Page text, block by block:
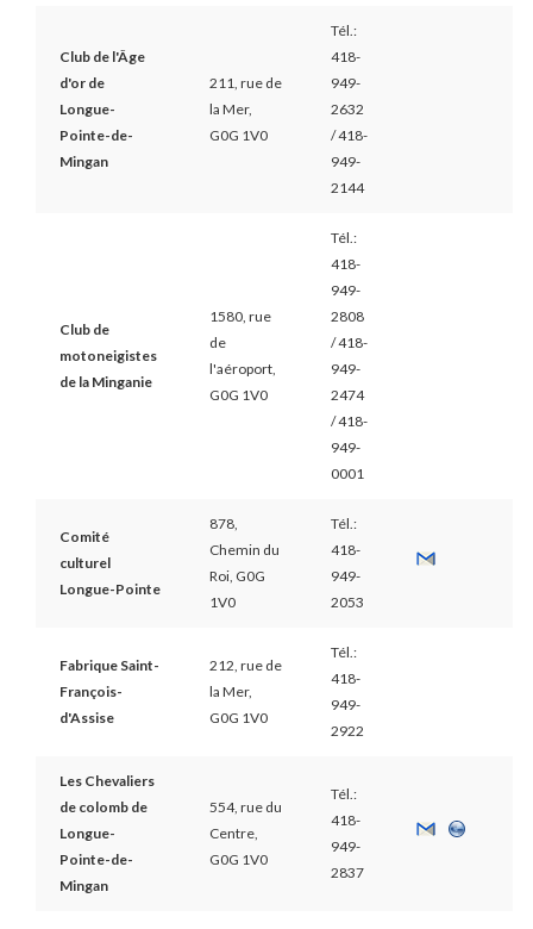
Club de l'Âge
d'or de
Longue-
Pointe-de-
Mingan
211, rue de
la Mer,
G0G 1V0
Tél.:
418-
949-
2632
/ 418-
949-
2144
Club de
motoneigistes
de la Minganie
1580, rue
de
l'aéroport,
G0G 1V0
Tél.:
418-
949-
2808
/ 418-
949-
2474
/ 418-
949-
0001
Comité
culturel
Longue-Pointe
878,
Chemin du
Roi, G0G
1V0
Tél.:
418-
949-
2053
Fabrique Saint-
François-
d'Assise
212, rue de
la Mer,
G0G 1V0
Tél.:
418-
949-
2922
Les Chevaliers
de colomb de
Longue-
Pointe-de-
Mingan
554, rue du
Centre,
G0G 1V0
Tél.:
418-
949-
2837